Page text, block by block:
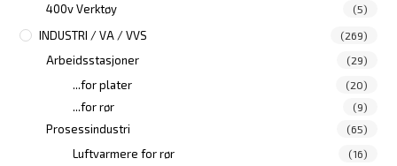
400v Verktøy (5)
INDUSTRI / VA / VVS (269)
Arbeidsstasjoner (29)
...for plater (20)
...for rør (9)
Prosessindustri (65)
Luftvarmere for rør (16)